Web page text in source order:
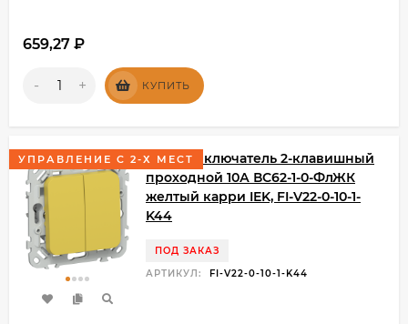
659,27 ₽
- + КУПИТЬ
УПРАВЛЕНИЕ С 2-Х МЕСТFLITE Выключатель 2-клавишный
проходной 10А ВС62-1-0-ФлЖК
желтый карри IEK, FI-V22-0-10-1-
K44
ПОД ЗАКАЗ
АРТИКУЛ:
FI-V22-0-10-1-K44